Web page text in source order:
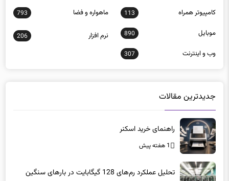
كامپيوتر همراه 113 ماهواره و فضا 793
موبايل 890 نرم افزار 206
وب و اينترنت 307
جدیدترین مقالات
راهنمای خرید اسکنر
1 هفته پیش
تحلیل عملکرد رم‌های 128 گیگابایت در بارهای سنگین